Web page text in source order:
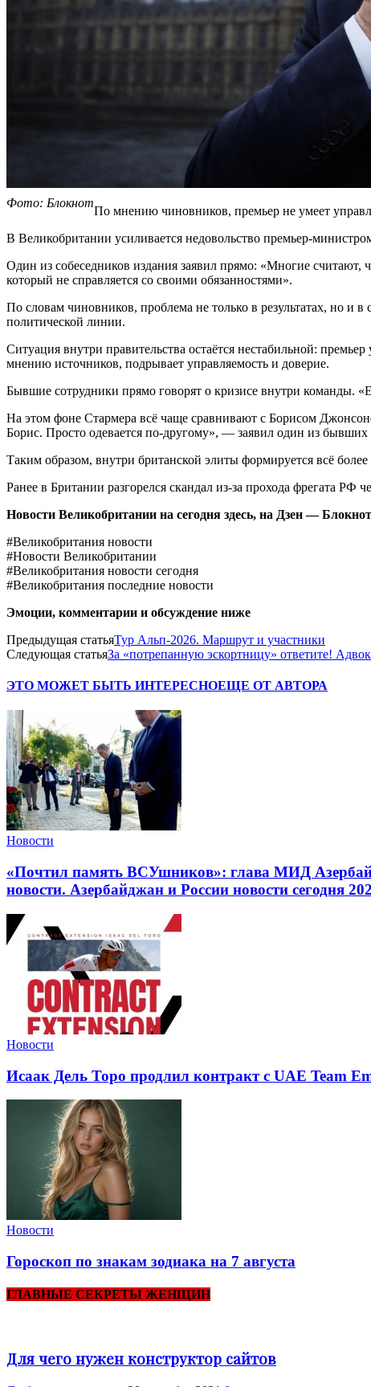
Фото: Блокнот
По мнению чиновников, премьер не умеет
В Великобритании усиливается недовольство премьер-
Один из собеседников издания заявил прямо: «Многие
который не справляется со своими обязанностями».
По словам чиновников, проблема не только в результатах, но и в
политической линии.
Ситуация внутри правительства остаётся нестабильной:
мнению источников, подрывает управляемость и доверие.
Бывшие сотрудники прямо говорят о кризисе внутри команды.
На этом фоне Стармера всё чаще сравнивают с Борисом
Борис. Просто одевается по-другому», — заявил один из
Таким образом, внутри британской элиты формируется всё
Ранее в Британии разгорелся скандал из-за прохода фрегата РФ
Новости Великобритании на сегодня здесь, на Дзен —
#Великобритания новости
#Новости Великобритании
#Великобритания новости сегодня
#Великобритания последние новости
Эмоции, комментарии и обсуждение ниже
Предыдущая статьяТур Альп-2026. Маршрут и участники
Следующая статьяЗа «потрепанную эскортницу» ответите!
ЭТО МОЖЕТ БЫТЬ ИНТЕРЕСНОЕЩЕ ОТ АВТОРА
Новости
«Почтил память ВСУшников»: глава МИД
новости. Азербайджан и России новости сегодня
Новости
Исаак Дель Торо продлил контракт с UAE Team
Новости
Гороскоп по знакам зодиака на 7 августа
ГЛАВНЫЕ СЕКРЕТЫ ЖЕНЩИН
Для чего нужен конструктор сайтов